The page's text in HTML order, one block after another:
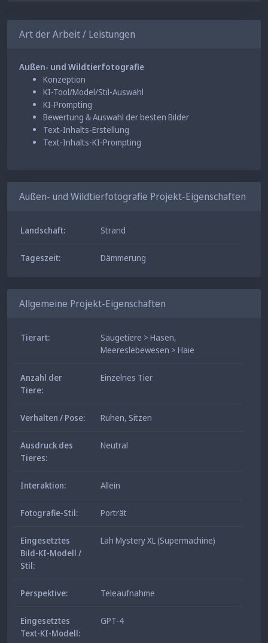
gut abschneiden, haben die Haihasen durch ihre
einzigartigen evolutionären Vorteile überlebt. Sie
Flexibilität der Natur und ein lebendiger Beweis
dafür, wie Arten sich anpassen und überleben
können, sogar unter den ungewöhnlichsten
Umständen.
Art der Arbeit / Leistungen
Außen- und Wildtierfotografie
Konzeption
KI-Tool/Model/Stil-Auswahl
KI-Prompting
Bewertung & Auswahl der besten Bilder
Text-Inhalts-Erstellung
Text-Inhalts-KI-Prompting
Außen- und Wildtierfotografie Projekt-Eigenschaften
Landschaft: Strand
Tageszeit: Dämmerung
Allgemeine Projekt-Eigenschaften
Tierart: Säugetiere > Hasen,
Meereslebewesen > Haie
Anzahl der
Tiere:
Einzelnes Tier
Verhalten / Pose: Ruhen, Sitzen
Ausdruck des
Tieres:
Neutral
Interaktion: Allein
Fotografie-Stil: Porträt
Eingesetztes
Bild-KI-Modell /
Stil:
Lah Mystery XL (Supermachine)
Perspektive: Teleaufnahme
Eingesetztes
Text-KI-Modell:
GPT-4